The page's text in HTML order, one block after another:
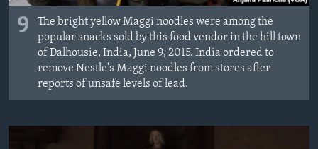
PRATITE NAS
Jezici
9
The bright yellow Maggi noodles were among the
popular snacks sold by this food vendor in the hill town
of Dalhousie, India, June 9, 2015. India ordered to
remove Nestle's Maggi noodles from stores after
reports of unsafe levels of lead.